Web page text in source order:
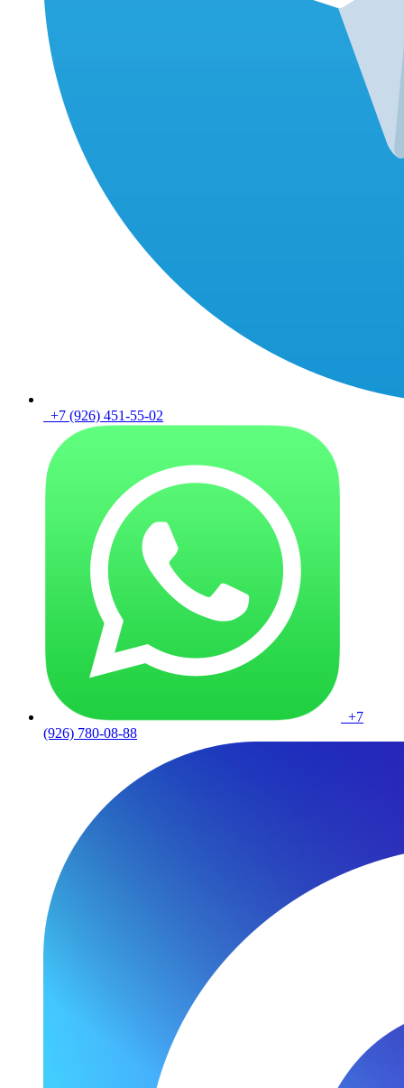
+7 (926) 451-55-02
+7
(926) 780-08-88